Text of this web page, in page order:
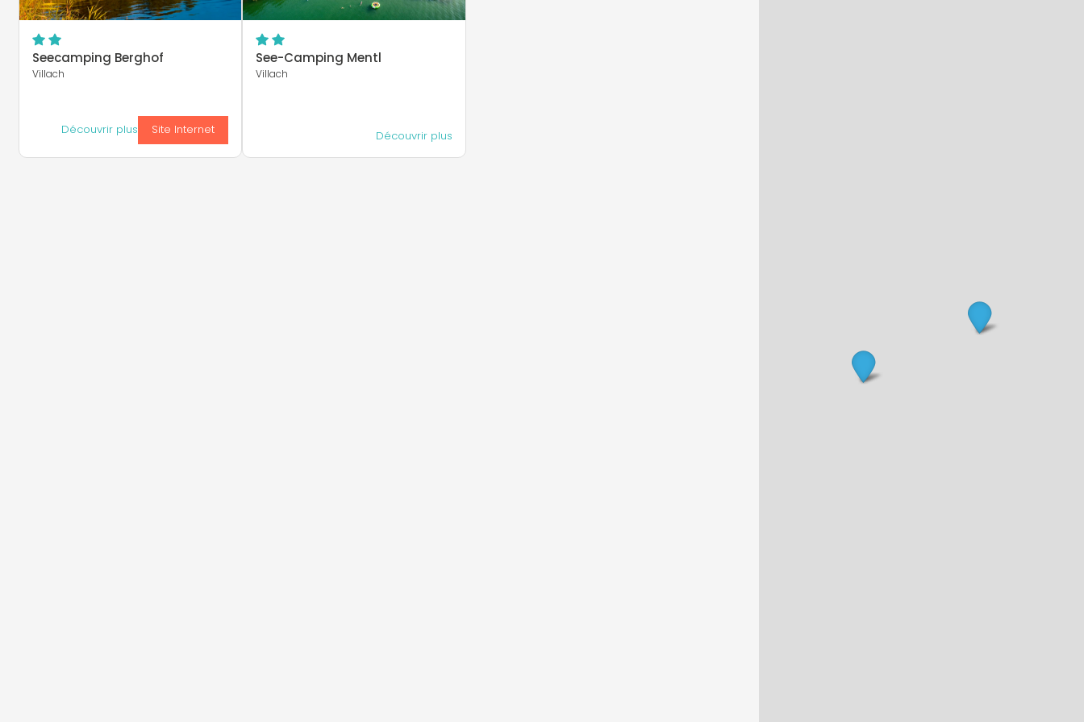
Seecamping Berghof
Villach
Découvrir plus Site Internet
See-Camping Mentl
Villach
Découvrir plus